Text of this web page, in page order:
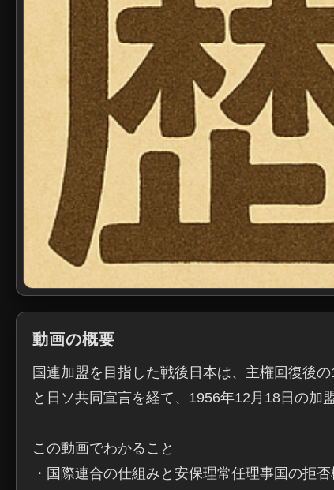
動画の概要
国連加盟を目指した戦後日本は、主権回復後
と日ソ共同宣言を経て、1956年12月18日の加
この動画でわかること
・国際連合の仕組みと安保理常任理事国の拒